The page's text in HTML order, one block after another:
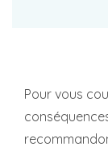
Pour vous